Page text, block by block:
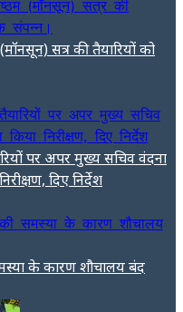
सत्र की तैयारियों को
पर अपर मुख्य सचिव वंदना
दिए निर्देश
के कारण शौचालय बंद